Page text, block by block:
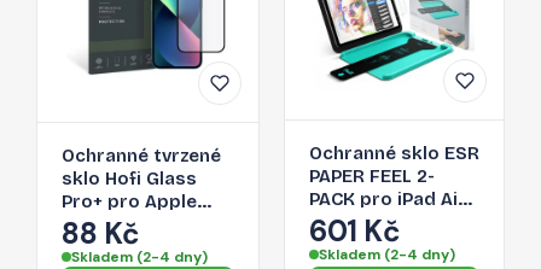
Ochranné tvrzené
sklo Hofi Glass
Pro+ pro Apple
iPhone 13 mini –
černé
88 Kč
Skladem (2-4 dny)
Ochranné sklo ESR
PAPER FEEL 2-
PACK pro iPad Air
13" (1 / 2 / 3 2024-
2026) - clear
601 Kč
Skladem (2-4 dny)